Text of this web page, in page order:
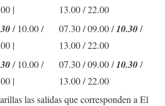
|
13.00/ 22.00
/ 10.00/
|
07.30 /09.00/10.30/
13.00/ 22.00
/ 10.00/
|
07.30 /09.00/10.30/
13.00/ 22.00
las salidas que corresponden a El